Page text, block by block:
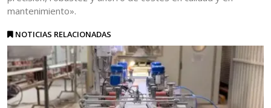
mantenimiento».
NOTICIAS RELACIONADAS